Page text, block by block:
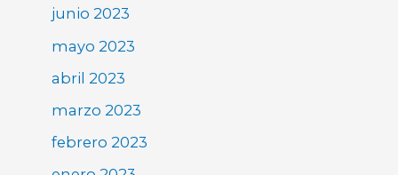
junio 2023
mayo 2023
abril 2023
marzo 2023
febrero 2023